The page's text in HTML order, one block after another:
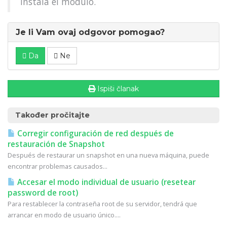
Je li Vam ovaj odgovor pomogao?
Da Ne
Ispiši članak
Također pročitajte
Corregir configuración de red después de
restauración de Snapshot
Después de restaurar un snapshot en una nueva máquina, puede
encontrar problemas causados...
Accesar el modo individual de usuario (resetear
password de root)
Para restablecer la contraseña root de su servidor, tendrá que
arrancar en modo de usuario único....